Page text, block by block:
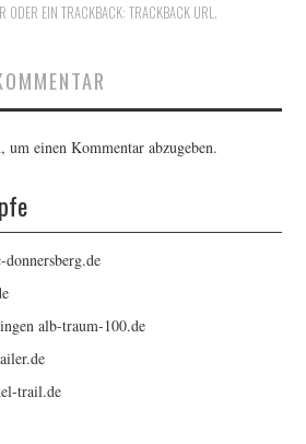
ODER EIN TRACKBACK:TRACKBACK URL .
um einen Kommentar abzugeben.
donnersberg.de
alb-traum-100.de
trail.de